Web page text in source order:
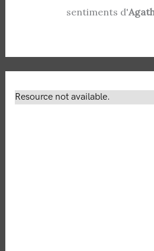
sentiments d'